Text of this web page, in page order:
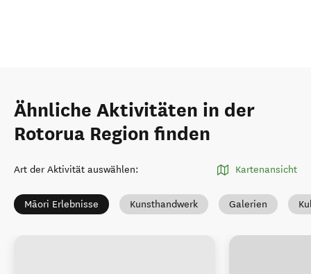
Ähnliche Aktivitäten in der
Rotorua Region finden
Art der Aktivität auswählen: Kartenansicht
Māori Erlebnisse Kunsthandwerk Galerien